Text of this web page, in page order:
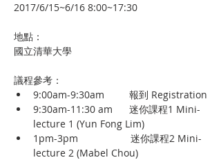
2017/6/15~6/16 8:00~17:30
地點：
國立清華大學
議程參考：
9:00am-9:30am         報到 Registration
9:30am-11:30 am      迷你課程1 Mini-
lecture 1 (Yun Fong Lim)
1pm-3pm                   迷你課程2 Mini-
lecture 2 (Mabel Chou)